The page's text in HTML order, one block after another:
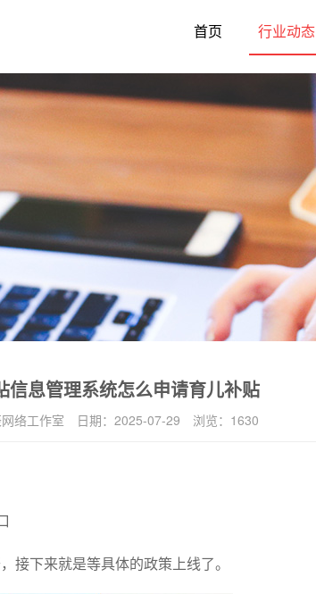
首页 行业动态
信息管理系统怎么申请育儿补贴
络工作室 日期： 2025-07-29 浏览： 1630
下来就是等具体的政策上线了。